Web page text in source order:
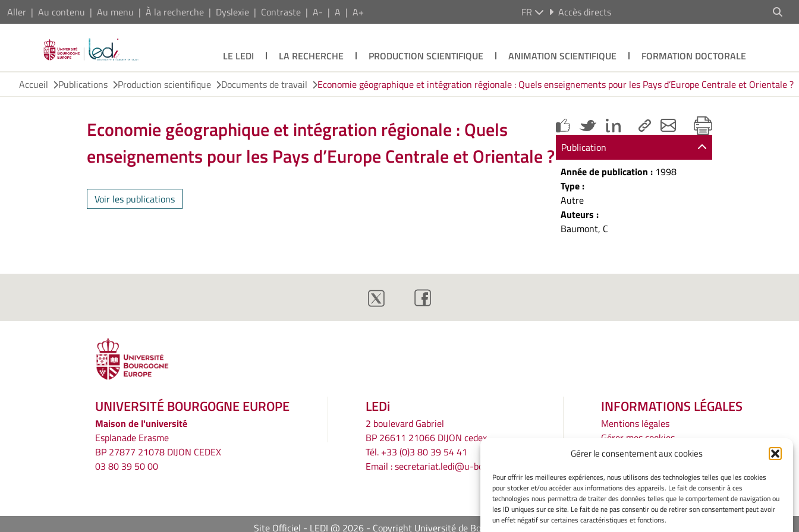
Gérer le consentement aux cookies
Pour offrir les meilleures expériences, nous utilisons des technologies telles que les cookies
pour stocker et/ou accéder aux informations des appareils. Le fait de consentir à ces
technologies nous permettra de traiter des données telles que le comportement de navigation ou
les ID uniques sur ce site. Le fait de ne pas consentir ou de retirer son consentement peut avoir
un effet négatif sur certaines caractéristiques et fonctions.
Aller Au contenu Au menu À la recherche Dyslexie Contraste A- A A+ FR Accès directs
LE LEDI LA RECHERCHE PRODUCTION SCIENTIFIQUE ANIMATION SCIENTIFIQUE
FORMATION DOCTORALE
Accueil
Publications Production scientifique Documents de travail Economie géographique et intégration régionale : Quels enseignements pour les Pays d’Europe Centrale et Orientale ?
Economie géographique et intégration régionale : Quels
enseignements pour les Pays d’Europe Centrale et Orientale ?
Voir les publications
Publication
Année de publication : 1998
Type :
Autre
Auteurs :
Baumont, C
UNIVERSITÉ BOURGOGNE EUROPE
Maison de l'université
Esplanade Erasme
BP 27877 21078 DIJON CEDEX
03 80 39 50 00
LEDi
2 boulevard Gabriel
BP 26611 21066 DIJON cedex
Tél. +33 (0)3 80 39 54 41
Email :secretariat.ledi@u-bourgogne.fr
INFORMATIONS LÉGALES
Mentions légales
Gérer mes cookies
Politique de cookies
Avertissement
Site Officiel - LEDI @ 2026 Copyright Université de Bourgogne Europe